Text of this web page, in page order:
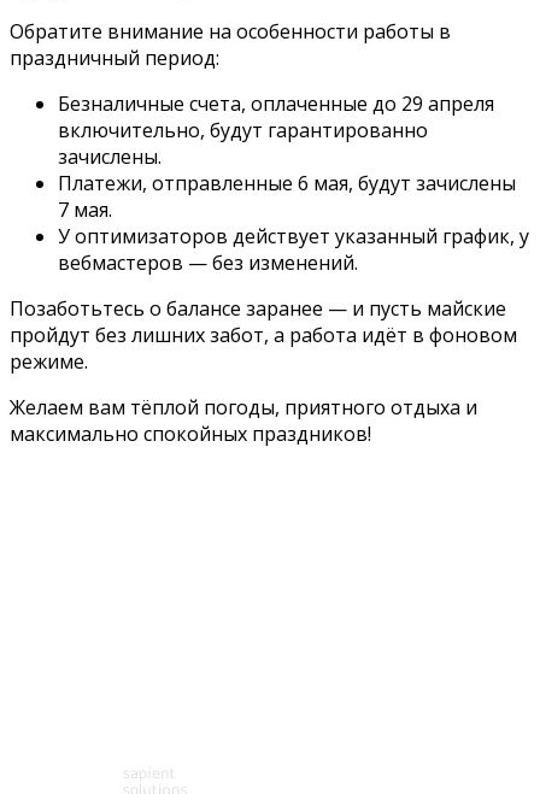
Обратите внимание на особенности работы в
праздничный период:
Безналичные счета, оплаченные до 29 апреля
включительно, будут гарантированно
зачислены.
Платежи, отправленные 6 мая, будут зачислены
7 мая.
У оптимизаторов действует указанный график, у
вебмастеров — без изменений.
Позаботьтесь о балансе заранее — и пусть майские
пройдут без лишних забот, а работа идёт в фоновом
режиме.
Желаем вам тёплой погоды, приятного отдыха и
максимально спокойных праздников!